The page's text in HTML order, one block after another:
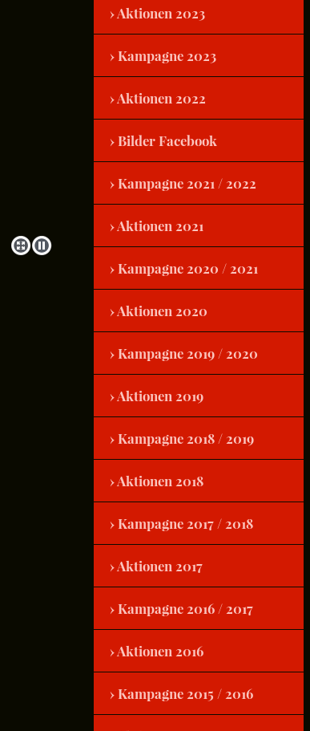
Aktionen 2023
Kampagne 2023
Aktionen 2022
Bilder Facebook
Kampagne 2021 / 2022
Aktionen 2021
Kampagne 2020 / 2021
Aktionen 2020
Kampagne 2019 / 2020
Aktionen 2019
Kampagne 2018 / 2019
Aktionen 2018
Kampagne 2017 / 2018
Aktionen 2017
Kampagne 2016 / 2017
Aktionen 2016
Kampagne 2015 / 2016